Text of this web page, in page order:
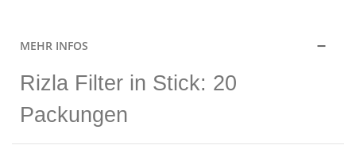
MEHR INFOS
Rizla Filter in Stick: 20
Packungen